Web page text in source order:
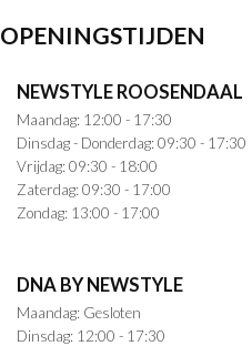
OPENINGSTIJDEN
NEWSTYLE ROOSENDAAL
Maandag: 12:00 - 17:30
Dinsdag - Donderdag: 09:30 - 17:30
Vrijdag: 09:30 - 18:00
Zaterdag: 09:30 - 17:00
Zondag: 13:00 - 17:00
DNA BY NEWSTYLE
Maandag: Gesloten
Dinsdag: 12:00 - 17:30